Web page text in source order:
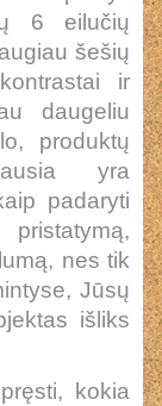
6 eilučių
šešių
ir
daugeliu
produktų
yra
padaryti
nes tik
Jūsų
išliks
kokia